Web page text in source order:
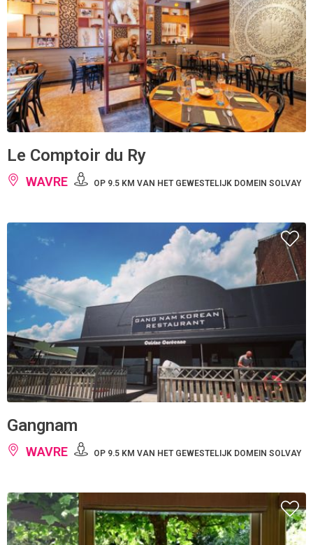
Le Comptoir du Ry
WAVRE OP 9.5 KM VAN HET GEWESTELIJK DOMEIN SOLVAY
Gangnam
WAVRE OP 9.5 KM VAN HET GEWESTELIJK DOMEIN SOLVAY